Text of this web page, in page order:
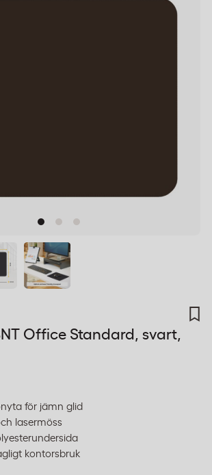
Office Standard, svart,
för jämn glid
lasermöss
kontorsbruk